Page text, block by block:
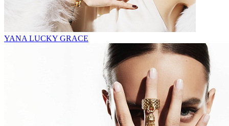
YANA LUCKY GRACE